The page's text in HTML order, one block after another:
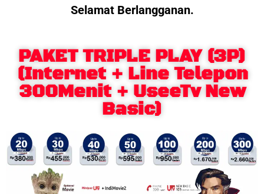
Selamat Berlangganan.
PAKET TRIPLE PLAY (3P)
(Internet + Line Telepon
300Menit + UseeTv New
Basic)